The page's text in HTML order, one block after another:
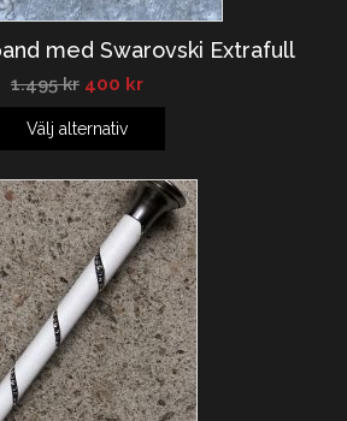
med Swarovski Extrafull
1.495kr 400 kr
Välj alternativ